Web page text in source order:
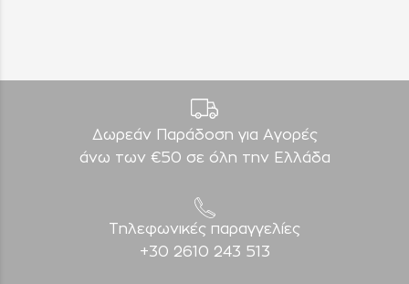
Δωρεάν Παράδοση για Aγορές
άνω των €50 σε όλη την Ελλάδα
Τηλεφωνικές παραγγελίες
+30 2610 243 513